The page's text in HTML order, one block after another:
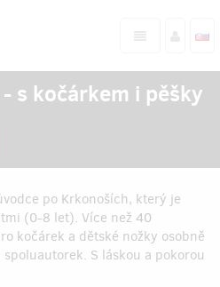
s kočárkem i pěšky
po Krkonoších, který je
(0-8 let). Více než 40
kočárek a dětské nožky osobně
S láskou a pokorou